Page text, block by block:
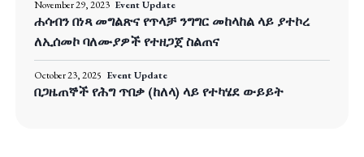
November 29, 2023 Event Update
ሐሳብን በነጻ መግልጽና የጥላቻ ንግግር መከላከል ላይ ያተኮረ
ለኢሰመኮ ባለሙያዎች የተዘጋጀ ስልጠና
October 23, 2025 Event Update
በጋዜጠኞች የሕግ ጥበቃ (ከለላ) ላይ የተካሄደ ውይይት